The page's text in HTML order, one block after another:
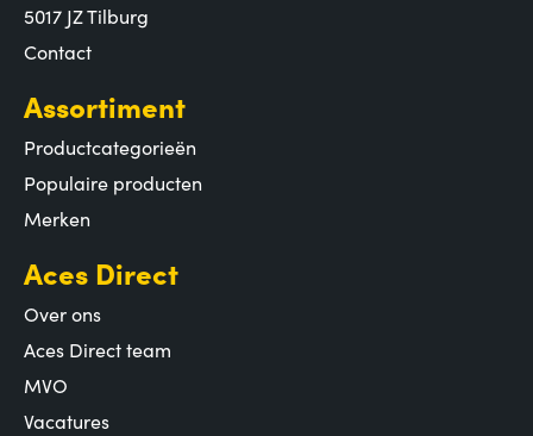
5017 JZ Tilburg
Contact
Assortiment
Productcategorieën
Populaire producten
Merken
Aces Direct
Over ons
Aces Direct team
MVO
Vacatures